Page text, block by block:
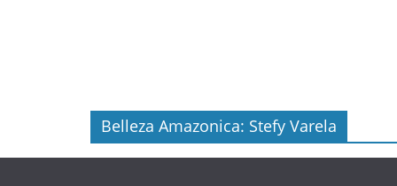
Belleza Amazonica: Stefy Varela